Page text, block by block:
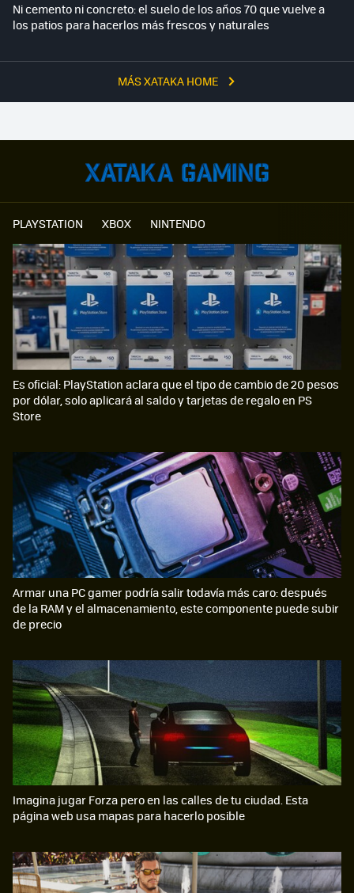
MÁS XATAKA HOME
Ni cemento ni concreto: el suelo de los años 70 que vuelve a
los patios para hacerlos más frescos y naturales
PLAYSTATION XBOX NINTENDO
Es oficial: PlayStation aclara que el tipo de cambio de 20 pesos
por dólar, solo aplicará al saldo y tarjetas de regalo en PS
Store
Armar una PC gamer podría salir todavía más caro: después
de la RAM y el almacenamiento, este componente puede subir
de precio
Imagina jugar Forza pero en las calles de tu ciudad. Esta
página web usa mapas para hacerlo posible